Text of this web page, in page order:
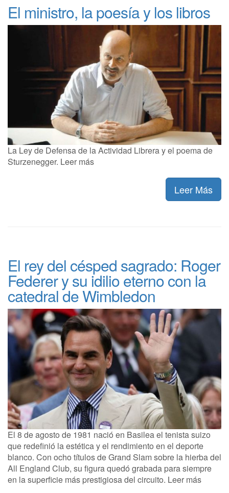
El ministro, la poesía y los libros
La Ley de Defensa de la Actividad Librera y el poema de
Sturzenegger. Leer más
Leer Más
El rey del césped sagrado: Roger
Federer y su idilio eterno con la
catedral de Wimbledon
El 8 de agosto de 1981 nació en Basilea el tenista suizo
que redefinió la estética y el rendimiento en el deporte
blanco. Con ocho títulos de Grand Slam sobre la hierba del
All England Club, su figura quedó grabada para siempre
en la superficie más prestigiosa del circuito. Leer más